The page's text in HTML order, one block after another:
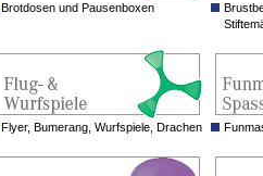
Brotdosen und Pausenboxen
Flyer, Bumerang, Wurfspiele, Drachen